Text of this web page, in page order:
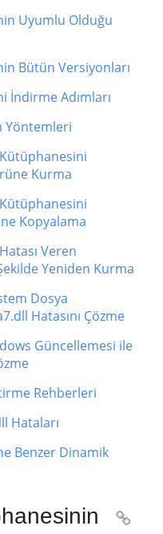
Uyumlu Olduğu
Bütün Versiyonları
İndirme Adımları
Yöntemleri
Kurma
Kopyalama
Veren
Yeniden Kurma
Dosya
Hatasını Çözme
Güncellemesi ile
Rehberleri
Hataları
Benzer Dinamik
